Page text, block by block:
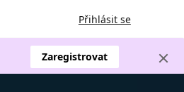
Přihlásit se
Zaregistrovat